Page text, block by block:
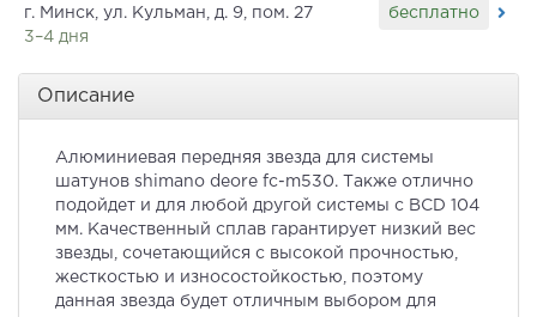
г. Минск, ул. Кульман, д. 9, пом. 27
3–4 дня
бесплатно
Описание
Алюминиевая передняя звезда для системы
шатунов shimano deore fc-m530. Также отлично
подойдет и для любой другой системы с BCD 104
мм. Качественный сплав гарантирует низкий вес
звезды, сочетающийся с высокой прочностью,
жесткостью и износостойкостью, поэтому
данная звезда будет отличным выбором для